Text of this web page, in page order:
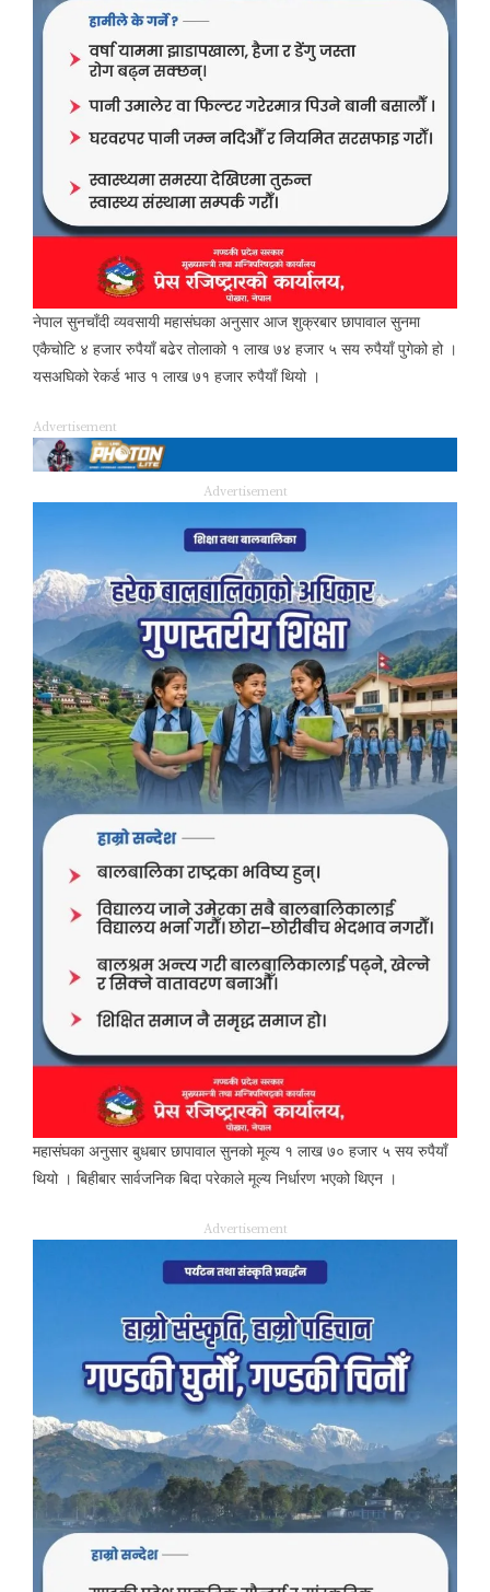
नेपाल सुनचाँदी व्यवसायी महासंघका अनुसार आज शुक्रबार छापावाल सुनमा
एकैचोटि ४ हजार रुपैयाँ बढेर तोलाको १ लाख ७४ हजार ५ सय रुपैयाँ पुगेको हो ।
यसअघिको रेकर्ड भाउ १ लाख ७१ हजार रुपैयाँ थियो ।
Advertisement
Advertisement
महासंघका अनुसार बुधबार छापावाल सुनको मूल्य १ लाख ७० हजार ५ सय रुपैयाँ
थियो । बिहीबार सार्वजनिक बिदा परेकाले मूल्य निर्धारण भएको थिएन ।
Advertisement